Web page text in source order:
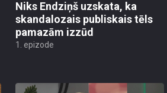
Niks Endziņš uzskata, ka
skandalozais publiskais tēls
pamazām izzūd
1. epizode